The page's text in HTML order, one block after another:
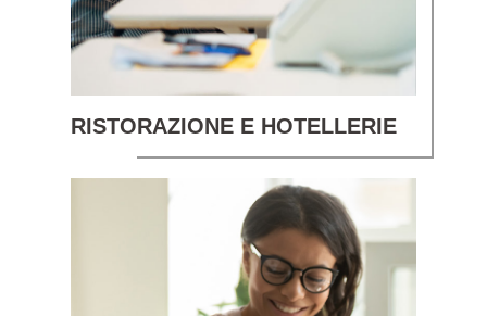
RISTORAZIONE E HOTELLERIE